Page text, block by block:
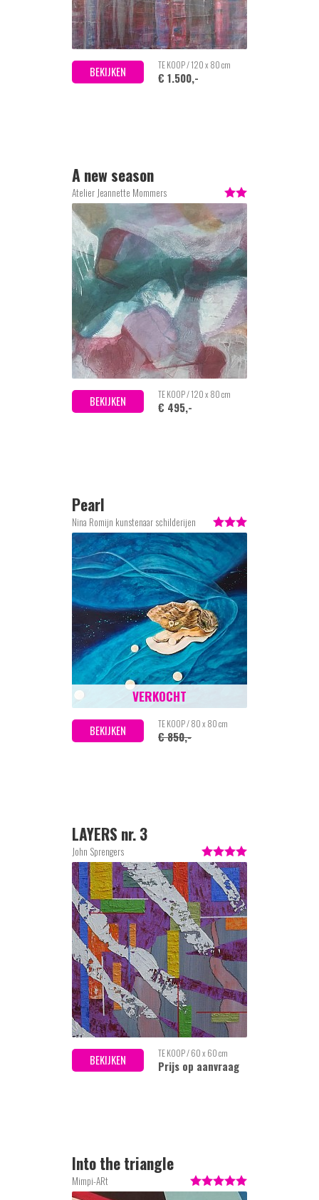
BEKIJKEN TE KOOP / 120 x 80 cm
€ 1.500,-
A new season
Atelier Jeannette Mommers
BEKIJKEN TE KOOP / 120 x 80 cm
€ 495,-
Pearl
Nina Romijn kunstenaar schilderijen
BEKIJKEN TE KOOP / 80 x 80 cm
€ 850,-
VERKOCHT
LAYERS nr. 3
John Sprengers
BEKIJKEN TE KOOP / 60 x 60 cm
Prijs op aanvraag
Into the triangle
Mimpi-ARt